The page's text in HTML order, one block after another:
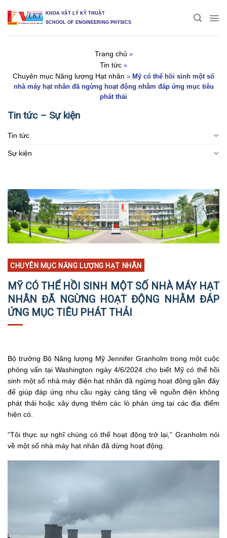
KHOA VẬT LÝ KỸ THUẬT
SCHOOL OF ENGINEERING PHYSICS
Trang chủ »
Tin tức »
Chuyên mục Năng lượng Hạt nhân » Mỹ có thể hồi sinh một số
nhà máy hạt nhân đã ngừng hoạt động nhằm đáp ứng mục tiêu
phát thải
Tin tức – Sự kiện
Tin tức
Sự kiện
CHUYÊN MỤC NĂNG LƯỢNG HẠT NHÂN
MỸ CÓ THỂ HỒI SINH MỘT SỐ NHÀ MÁY HẠT
NHÂN ĐÃ NGỪNG HOẠT ĐỘNG NHẰM ĐÁP
ỨNG MỤC TIÊU PHÁT THẢI
Bộ trưởng Bộ Năng lượng Mỹ Jennifer Granholm trong một cuộc
phỏng vấn tại Washington ngày 4/6/2024 cho biết Mỹ có thể hồi
sinh một số nhà máy điện hạt nhân đã ngừng hoạt động gần đây
để giúp đáp ứng nhu cầu ngày càng tăng về nguồn điện không
phát thải hoặc xây dựng thêm các lò phản ứng tại các địa điểm
hiện có.
“Tôi thực sự nghĩ chúng có thể hoạt động trở lại,” Granholm nói
về một số nhà máy hạt nhân đã dừng hoạt động.